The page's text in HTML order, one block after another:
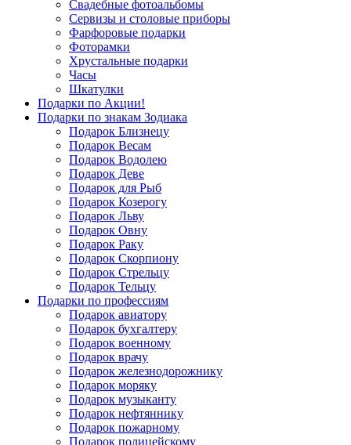
Свадебные фотоальбомы
Сервизы и столовые приборы
Фарфоровые подарки
Фоторамки
Хрустальные подарки
Часы
Шкатулки
Подарки по Акции!
Подарки по знакам Зодиака
Подарок Близнецу
Подарок Весам
Подарок Водолею
Подарок Деве
Подарок для Рыб
Подарок Козерогу
Подарок Льву
Подарок Овну
Подарок Раку
Подарок Скорпиону
Подарок Стрельцу
Подарок Тельцу
Подарки по профессиям
Подарок авиатору
Подарок бухгалтеру
Подарок военному
Подарок врачу
Подарок железнодорожнику
Подарок моряку
Подарок музыканту
Подарок нефтяннику
Подарок пожарному
Подарок полицейскому